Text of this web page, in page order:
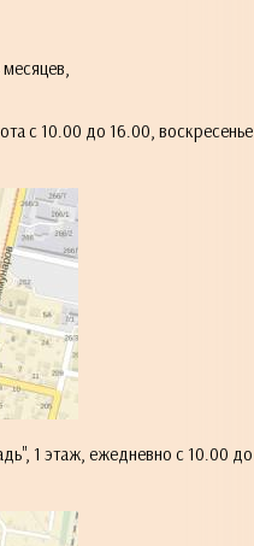
с 10.00 до 16.00, воскресенье
1 этаж, ежедневно с 10.00 до